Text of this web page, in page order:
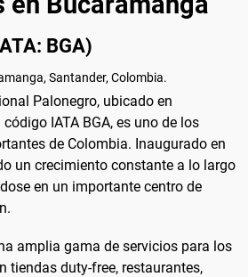
BGA)
Santander, Colombia.
Palonegro, ubicado en
IATA BGA, es uno de los
de Colombia. Inaugurado en
un crecimiento constante a lo largo
en un importante centro de
amplia gama de servicios para los
tiendas duty-free, restaurantes,